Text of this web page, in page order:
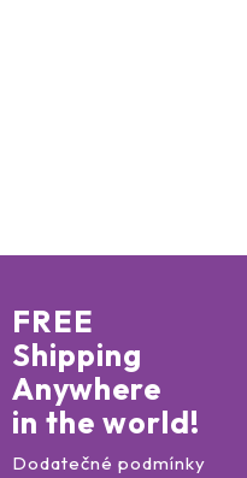
FREE
Shipping
Anywhere
in the world!
Dodatečné podmínky